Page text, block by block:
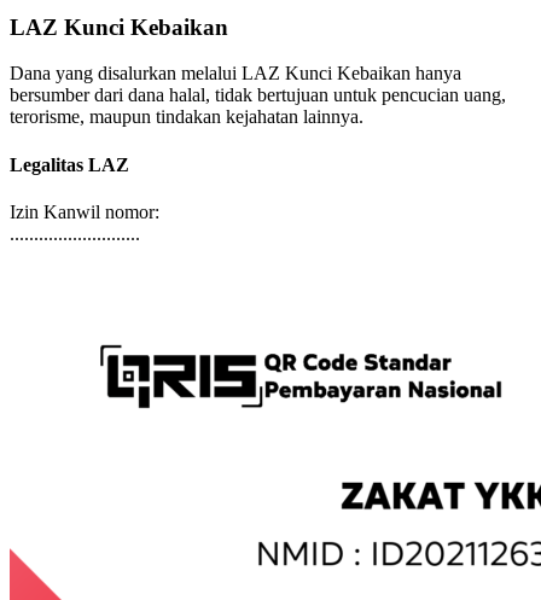
LAZ Kunci Kebaikan
Dana yang disalurkan melalui LAZ Kunci Kebaikan hanya
bersumber dari dana halal, tidak bertujuan untuk pencucian uang,
terorisme, maupun tindakan kejahatan lainnya.
Legalitas LAZ
Izin Kanwil nomor:
...........................